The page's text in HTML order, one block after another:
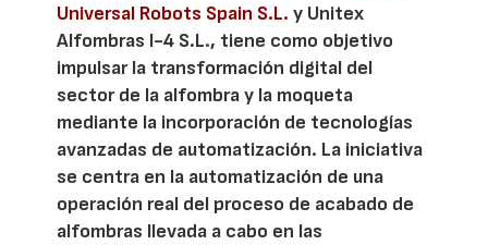
Universal Robots Spain S.L. y Unitex
Alfombras I-4 S.L., tiene como objetivo
impulsar la transformación digital del
sector de la alfombra y la moqueta
mediante la incorporación de tecnologías
avanzadas de automatización. La iniciativa
se centra en la automatización de una
operación real del proceso de acabado de
alfombras llevada a cabo en las